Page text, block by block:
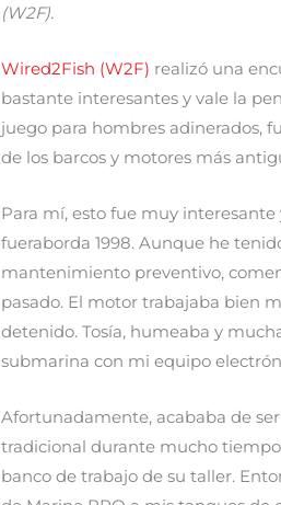
(W2F).
Wired2Fish (W2F) realizó una
bastante interesantes y vale la
juego para hombres adinerados,
de los barcos y motores más
Para mí, esto fue muy
fueraborda 1998. Aunque he
mantenimiento preventivo,
pasado. El motor trabajaba bien
detenido. Tosía, humeaba y
submarina con mi equipo
Afortunadamente, acababa de
tradicional durante mucho
banco de trabajo de su taller.